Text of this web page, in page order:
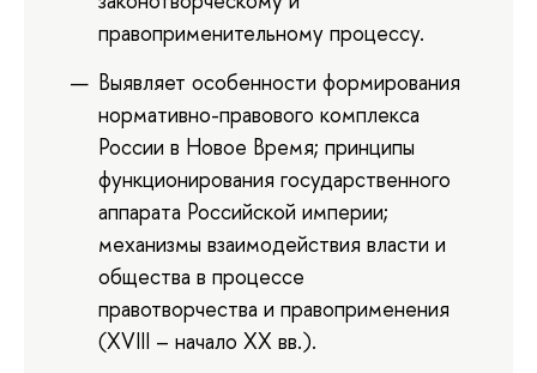
правоприменительному процессу.
Выявляет особенности формирования
нормативно-правового комплекса
России в Новое Время; принципы
функционирования государственного
аппарата Российской империи;
механизмы взаимодействия власти и
общества в процессе
правотворчества и правоприменения
(XVIII – начало XX вв.).